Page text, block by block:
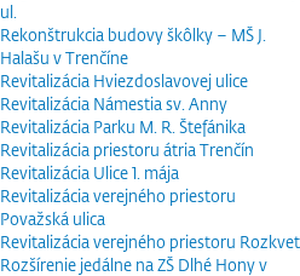
ul.
Rekonštrukcia budovy škôlky – MŠ J.
Halašu v Trenčíne
Revitalizácia Hviezdoslavovej ulice
Revitalizácia Námestia sv. Anny
Revitalizácia Parku M. R. Štefánika
Revitalizácia priestoru átria Trenčín
Revitalizácia Ulice 1. mája
Revitalizácia verejného priestoru
Považská ulica
Revitalizácia verejného priestoru Rozkvet
Rozšírenie jedálne na ZŠ Dlhé Hony v